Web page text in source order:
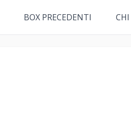
BOX PRECEDENTI